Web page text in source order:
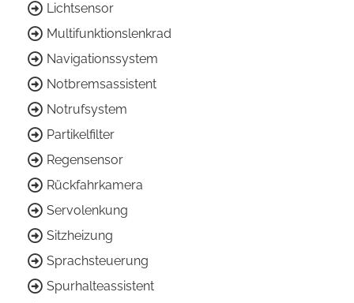
Lichtsensor
Multifunktionslenkrad
Navigationssystem
Notbremsassistent
Notrufsystem
Partikelfilter
Regensensor
Rückfahrkamera
Servolenkung
Sitzheizung
Sprachsteuerung
Spurhalteassistent